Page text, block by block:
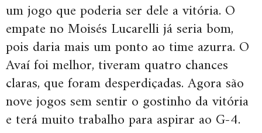
um jogo que poderia ser dele a vitória. O
empate no Moisés Lucarelli já seria bom,
pois daria mais um ponto ao time azurra. O
Avaí foi melhor, tiveram quatro chances
claras, que foram desperdiçadas. Agora são
nove jogos sem sentir o gostinho da vitória
e terá muito trabalho para aspirar ao G-4.